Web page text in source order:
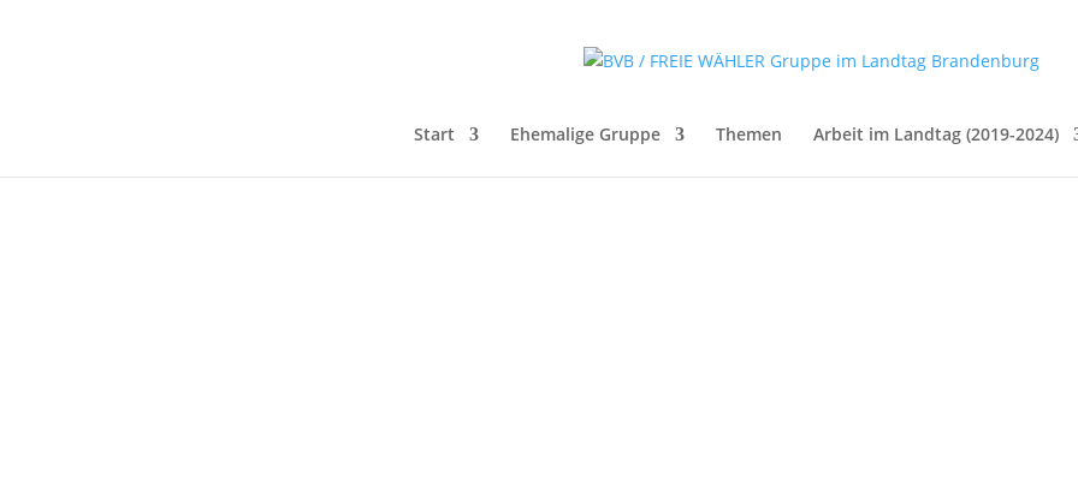
Start Ehemalige Gruppe Themen Arbeit im Landtag (2019-2024)